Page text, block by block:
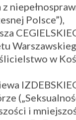
Polsce”),
w
i